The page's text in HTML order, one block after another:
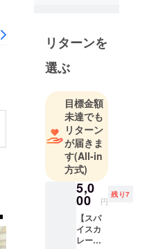
-ﾙﾘｴ-』☞
2018年から
イベントや
動開始／
2019年には
知人のカ
フェとコラ
ボで百貨店
での出店を
経験／コロ
ナ時期を経
て細々と活
動を続けて
リターンを
選ぶ
目標金額
未達でも
リターン
が届きま
す(All-in
方式)
5,0
00 円
残り7
【スパ
イスカ
レーと